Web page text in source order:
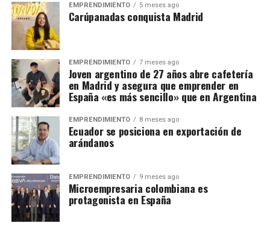
EMPRENDIMIENTO 5 meses ago
Carúpanadas conquista Madrid
EMPRENDIMIENTO 7 meses ago
Joven argentino de 27 años abre cafetería
en Madrid y asegura que emprender en
España «es más sencillo» que en Argentina
EMPRENDIMIENTO 8 meses ago
Ecuador se posiciona en exportación de
arándanos
EMPRENDIMIENTO 9 meses ago
Microempresaria colombiana es
protagonista en España